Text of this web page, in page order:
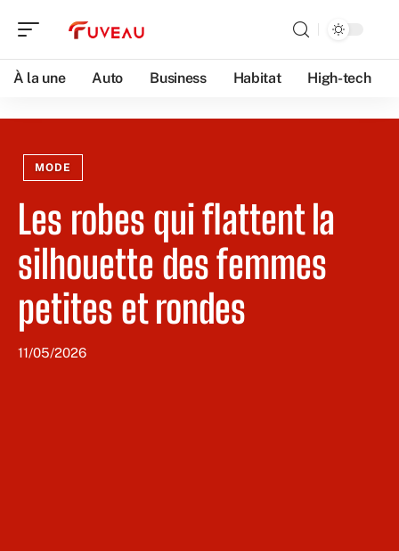
À la une Auto Business Habitat High-tech
MODE
Les robes qui flattent la
silhouette des femmes
petites et rondes
11/05/2026